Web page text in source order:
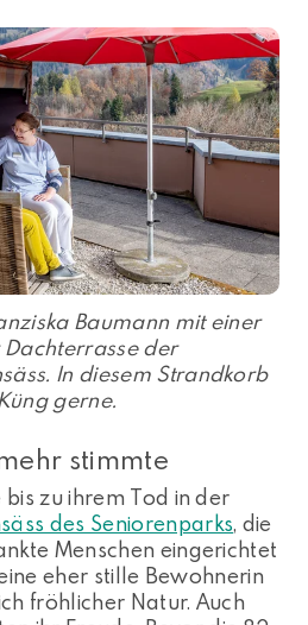
Baumann mit einer
der
In diesem Strandkorb
gerne.
stimmte
zu ihrem Tod in der
des Seniorenparks, die
Menschen eingerichtet
eher stille Bewohnerin
fröhlicher Natur. Auch